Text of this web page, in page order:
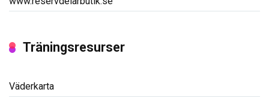
Träningsresurser
Väderkarta